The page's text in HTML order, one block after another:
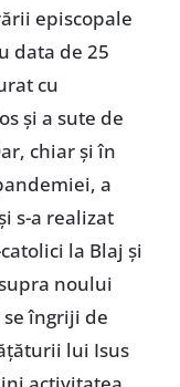
episcopale
data de 25
cu
și a sute de
chiar și în
a
s-a realizat
la Blaj și
noului
se îngriji de
lui Isus